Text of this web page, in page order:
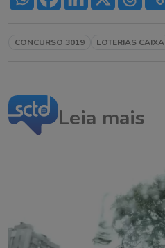
CONCURSO 3019 LOTERIAS CAIXA
Leia mais